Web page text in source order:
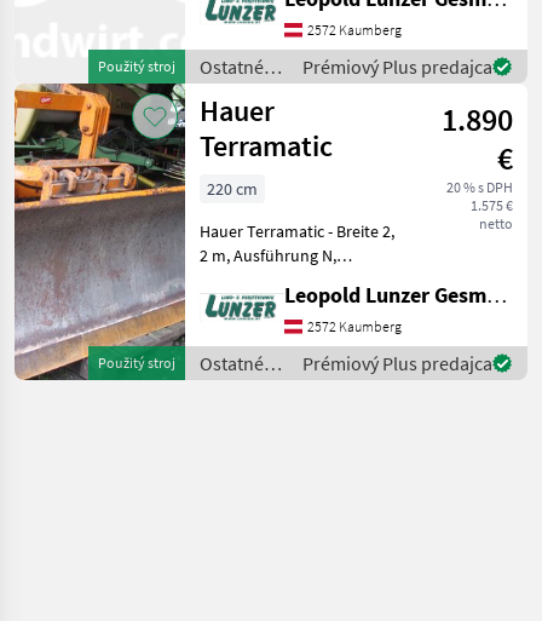
Použitý stroj
Durchfahrtsbreite bei max.
Schrägstellung 2580 mm,
min. Durchfahrtsbreite
ohne Schrägstell
2572 Kaumberg
Ostatné
traktorové
komponenty
/ Hauer
Prémiový Plus predajca
Použitý stroj
Hauer
Terramatic
1.890
€
20 % s DPH
1.575 €
netto
220 cm
Hauer Terramatic - Breite 2,
2 m, Ausführung N,
Aushebung, Konsolebreite
Verstellung, mit
Federklappung mit Schild.
Leopold Lunzer GesmbH
2572 Kaumberg
Ostatné
traktorové
Prémiový Plus predajca